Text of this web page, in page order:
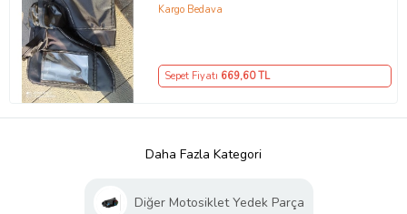
Kargo Bedava
Sepet Fiyatı 669,60 TL
Daha Fazla Kategori
Diğer Motosiklet Yedek Parça